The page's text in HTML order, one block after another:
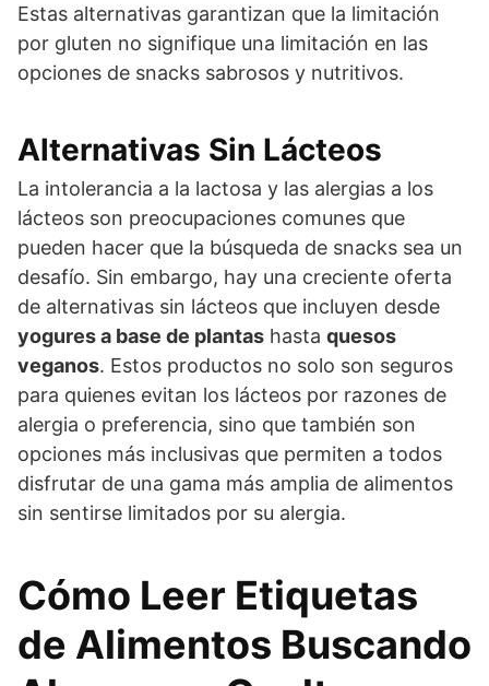
Estas alternativas garantizan que la limitación
por gluten no signifique una limitación en las
opciones de snacks sabrosos y nutritivos.
Alternativas Sin Lácteos
La intolerancia a la lactosa y las alergias a los
lácteos son preocupaciones comunes que
pueden hacer que la búsqueda de snacks sea un
desafío. Sin embargo, hay una creciente oferta
de alternativas sin lácteos que incluyen desde
yogures a base de plantas hasta quesos
veganos. Estos productos no solo son seguros
para quienes evitan los lácteos por razones de
alergia o preferencia, sino que también son
opciones más inclusivas que permiten a todos
disfrutar de una gama más amplia de alimentos
sin sentirse limitados por su alergia.
Cómo Leer Etiquetas
de Alimentos Buscando